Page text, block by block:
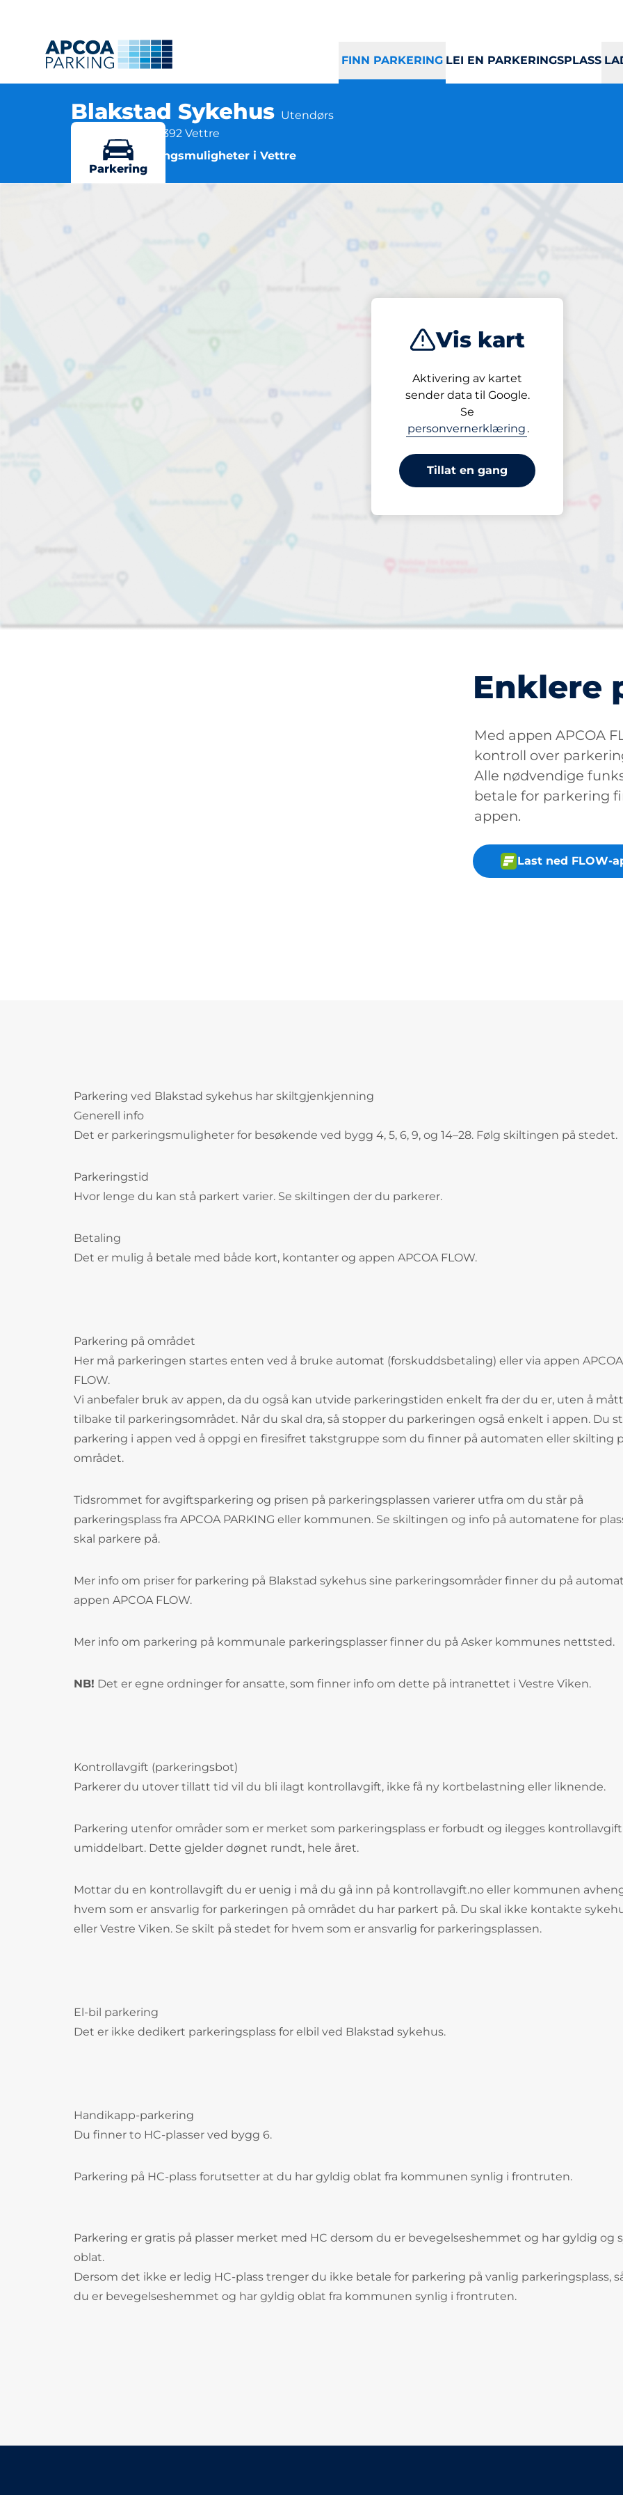
FINN PARKERING LEI EN PARKERINGSPLASS
Blakstad Sykehus Utendørs
Strandveien 35, 1392 Vettre
Flere parkeringsmuligheter i Vettre
Vis kart
Aktivering av kartet
sender data til Google.
Se
personvernerklæring .
Tillat en gang
Parkering
Blakstad Sykehus
Åpen nå
Enklere
Med appen APCOA
kontroll over
Alle nødvendige
betale for parkering
appen.
Last ned FLOW-
Parkering ved Blakstad sykehus har skiltgjenkjenning
Generell info
Det er parkeringsmuligheter for besøkende ved bygg 4, 5, 6, 9, og 14–28. Følg skiltingen på stedet.
Parkeringstid
Hvor lenge du kan stå parkert varier. Se skiltingen der du parkerer.
Betaling
Det er mulig å betale med både kort, kontanter og appen APCOA FLOW.
Parkering på området
Her må parkeringen startes enten ved å bruke automat (forskuddsbetaling) eller via appen APCOA
FLOW.
Vi anbefaler bruk av appen, da du også kan utvide parkeringstiden enkelt fra der du er, uten å
tilbake til parkeringsområdet. Når du skal dra, så stopper du parkeringen også enkelt i appen. Du
parkering i appen ved å oppgi en firesifret takstgruppe som du finner på automaten eller skilting
området.
Tidsrommet for avgiftsparkering og prisen på parkeringsplassen varierer utfra om du står på
parkeringsplass fra APCOA PARKING eller kommunen. Se skiltingen og info på automatene for
skal parkere på.
Mer info om priser for parkering på Blakstad sykehus sine parkeringsområder finner du på
appen APCOA FLOW.
Mer info om parkering på kommunale parkeringsplasser finner du på Asker kommunes nettsted.
NB! Det er egne ordninger for ansatte, som finner info om dette på intranettet i Vestre Viken.
Kontrollavgift (parkeringsbot)
Parkerer du utover tillatt tid vil du bli ilagt kontrollavgift, ikke få ny kortbelastning eller liknende.
Parkering utenfor områder som er merket som parkeringsplass er forbudt og ilegges kontrollavgift
umiddelbart. Dette gjelder døgnet rundt, hele året.
Mottar du en kontrollavgift du er uenig i må du gå inn på kontrollavgift.no eller kommunen​
hvem som er ansvarlig for parkeringen på området du har parkert på. Du skal ikke kontakte
eller Vestre Viken. Se skilt på stedet for hvem som er ansvarlig for parkeringsplassen.​​
El-bil parkering
Det er ikke dedikert parkeringsplass for elbil ved Blakstad sykehus.
Handikapp-parkering
Du finner to HC-plasser ved bygg 6.
Parkering på HC-plass forutsetter at du har gyldig oblat fra kommunen synlig i frontruten.
Parkering er gratis på plasser merket med HC dersom du er bevegelseshemmet og har gyldig og
oblat.
Dersom det ikke er ledig HC-plass trenger du ikke betale for parkering på vanlig parkeringsplass,
du er bevegelseshemmet og har gyldig oblat fra kommunen synlig i frontruten.